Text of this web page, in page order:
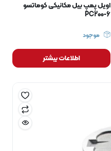
اویل پمپ بیل مکانیکی کوماتسو
PC200-6
موجود
اطلاعات بیشتر